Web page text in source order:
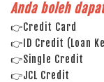
Anda boleh
👉Credit Card
👉ID Credit (Loan
👉Single Credit
👉JCL Credit